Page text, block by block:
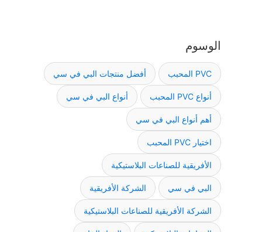
الوسوم
PVC المحبب أفضل منتجات البي في سي
أنواع PVC المحبب أنواع البي في سي
أهم أنواع البي في سي
اختيار PVC المحبب
الأفريقية للصناعات البلاستيكية
البي في سي الشركة الأفريقية
الشركة الأفريقية للصناعات البلاستيكية